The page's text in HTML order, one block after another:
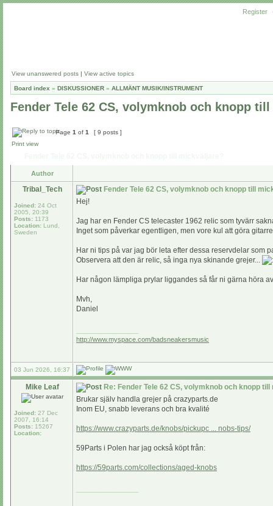
Register
View unanswered posts | View active topics
Board index » DISKUSSIONER » ALLMÄNT MUSIK/INSTRUMENT
Fender Tele 62 CS, volymknob och knopp
Page 1 of 1
[ 9 posts ]
Print view
Author
Tribal_Tech
Joined: 24 Oct
2005, 20:39
Posts: 1173
Location: Lund,
Sweden
Fender Tele 62 CS, volymknob och knopp till
Hej!
Jag har en Fender CS telecaster 1962 relic som tyvärr
Inget som påverkar egentligen, men vore kul att göra
Har ni tips på var jag bör leta efter dessa reservdelar som
Observera att den är relic, så inga nya skinande grejer...
Har någon lämpliga prylar liggandes så får ni gärna höra
Mvh,
Daniel
http://www.myspace.com/badsneakersmusic
03 Jun 2026, 16:37
Mike Leaf
Joined: 27 Dec
2007, 16:14
Posts: 15267
Location:
Re: Fender Tele 62 CS, volymknob och knopp
Brukar själv handla grejer på crazyparts.de
Inom EU, snabb leverans och bra kvalité
https://www.crazyparts.de/knobs/pickupc ... nobs-tips/
59Parts i Polen har jag också köpt från:
https://59parts.com/collections/aged-knobs